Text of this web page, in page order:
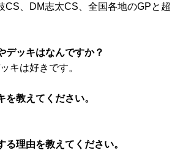
CS、DM志太CS、全国各地のGPと超
デッキはなんですか？
キは好きです。
教えてください。
る理由を教えてください。